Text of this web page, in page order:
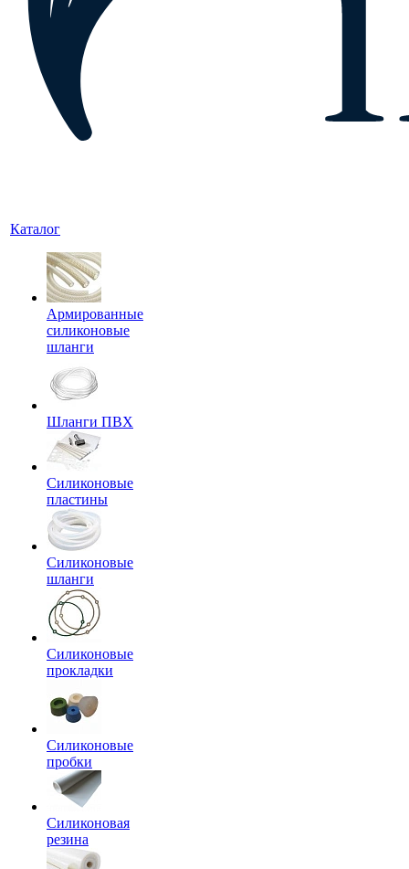
Каталог
Армированные
силиконовые
шланги
Шланги ПВХ
Силиконовые
пластины
Силиконовые
шланги
Силиконовые
прокладки
Силиконовые
пробки
Силиконовая
резина